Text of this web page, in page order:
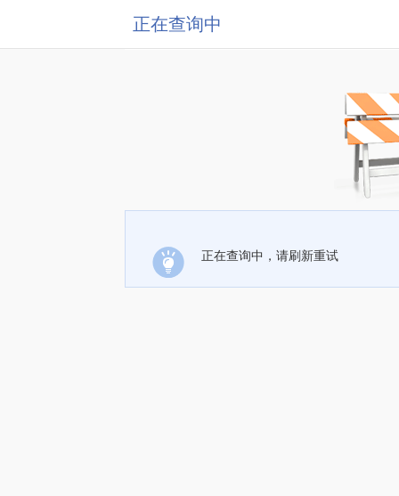
正在查询中
正在查询中，请刷新重试